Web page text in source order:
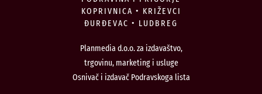
KOPRIVNICA • KRIŽEVCI
ĐURĐEVAC • LUDBREG
Planmedia d.o.o. za izdavaštvo,
trgovinu, marketing i usluge
Osnivač i izdavač Podravskoga lista